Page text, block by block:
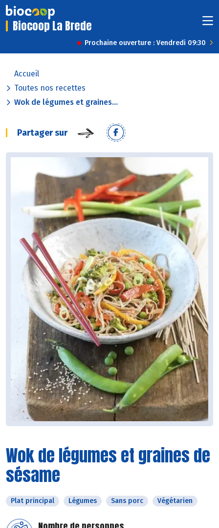
Biocoop La Brede
Prochaine ouverture : Vendredi 09:30
Accueil
Toutes nos recettes
Wok de légumes et graines...
Partager sur
Wok de légumes et graines de
sésame
Plat principal Légumes Sans porc Végétarien